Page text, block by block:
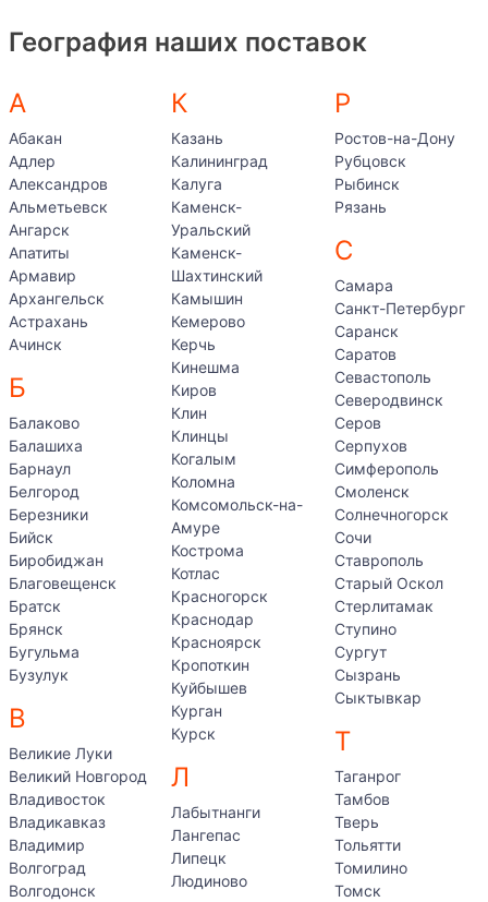
География наших поставок
А
Абакан
Адлер
Александров
Альметьевск
Ангарск
Апатиты
Армавир
Архангельск
Астрахань
Ачинск
Б
Балаково
Балашиха
Барнаул
Белгород
Березники
Бийск
Биробиджан
Благовещенск
Братск
Брянск
Бугульма
Бузулук
В
Великие Луки
Великий Новгород
Владивосток
Владикавказ
Владимир
Волгоград
Волгодонск
К
Казань
Калининград
Калуга
Каменск-
Уральский
Каменск-
Шахтинский
Камышин
Кемерово
Керчь
Кинешма
Киров
Клин
Клинцы
Когалым
Коломна
Комсомольск-на-
Амуре
Кострома
Котлас
Красногорск
Краснодар
Красноярск
Кропоткин
Куйбышев
Курган
Курск
Л
Лабытнанги
Лангепас
Липецк
Людиново
Р
Ростов-на-Дону
Рубцовск
Рыбинск
Рязань
С
Самара
Санкт-Петербург
Саранск
Саратов
Севастополь
Северодвинск
Серов
Серпухов
Симферополь
Смоленск
Солнечногорск
Сочи
Ставрополь
Старый Оскол
Стерлитамак
Ступино
Сургут
Сызрань
Сыктывкар
Т
Таганрог
Тамбов
Тверь
Тольятти
Томилино
Томск